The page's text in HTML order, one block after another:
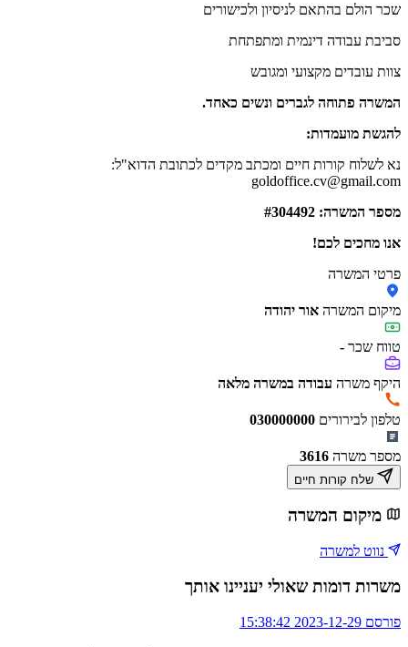
שכר הולם בהתאם לניסיון ולכישורים
סביבת עבודה דינמית ומתפתחת
צוות עובדים מקצועי ומגובש
המשרה פתוחה לגברים ונשים כאחד.
להגשת מועמדות:
נא לשלוח קורות חיים ומכתב מקדים לכתובת הדוא"ל:
goldoffice.cv@gmail.com
מספר המשרה: #304492
אנו מחכים לכם!
פרטי המשרה
מיקום המשרה אור יהודה
טווח שכר -
היקף משרה עבודה במשרה מלאה
טלפון לבירורים 030000000
מספר משרה 3616
מיקום המשרה
נווט למשרה
משרות דומות שאולי יעניינו אותך
פורסם 2023-12-29 15:38:42